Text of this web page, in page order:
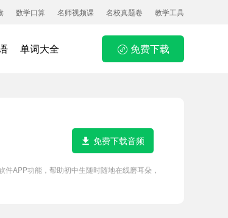
数学口算 名师视频课 名校真题卷 教学工具
单词大全 免费下载
APP功能，帮助初中生随时随地在线磨耳朵，
免费下载音频